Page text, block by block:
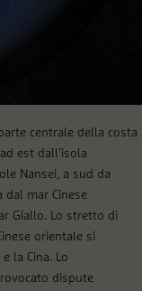
centrale della costa
est dall’isola
Nansei, a sud da
dal mar Cinese
Giallo. Lo stretto di
orientale si
la Cina. Lo
dispute